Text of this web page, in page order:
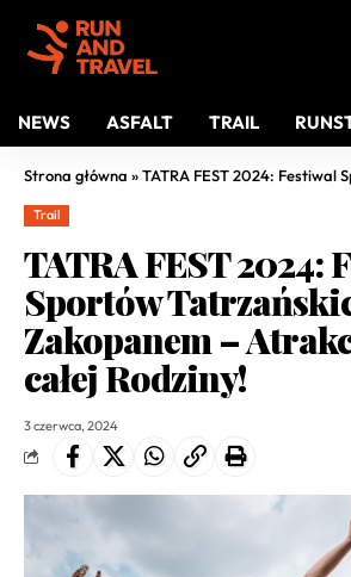
NEWS ASFALT TRAIL
Strona główna »TATRA FEST 2024: Festiwal Sportów Tatrzańskich w
Trail
TATRA FEST 2024:
Sportów
Zakopanem –
całej Rodziny!
3 czerwca, 2024